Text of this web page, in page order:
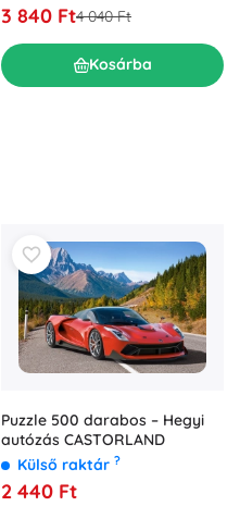
3 840 Ft4 040 Ft
Kosárba
Puzzle 500 darabos – Hegyi
autózás CASTORLAND
Külső raktár ?
2 440 Ft